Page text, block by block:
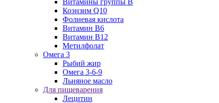
Витамины группы B
Коэнзим Q10
Фолиевая кислота
Витамин B6
Витамин B12
Метилфолат
Омега 3
Рыбий жир
Омега 3-6-9
Льняное масло
Для пищеварения
Лецитин